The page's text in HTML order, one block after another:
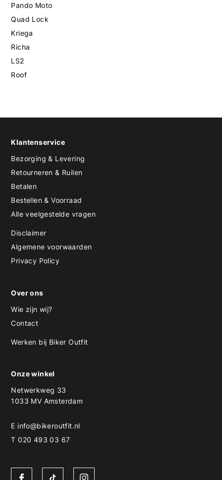
Pando Moto
Quad Lock
Kriega
Richa
LS2
Roof
Klantenservice
Bezorging & Levering
Retourneren & Ruilen
Betalen
Bestellen & Voorraad
Alle veelgestelde vragen
Disclaimer
Algemene voorwaarden
Privacy Policy
Over ons
Wie zijn wij?
Contact
Werken bij Biker Outfit
Onze winkel
Netwerkweg 33
1033 MV Amsterdam
E info@bikeroutfit.nl
T 020 493 03 67